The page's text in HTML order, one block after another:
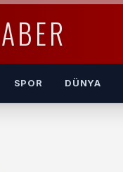
SPOR DÜNYA